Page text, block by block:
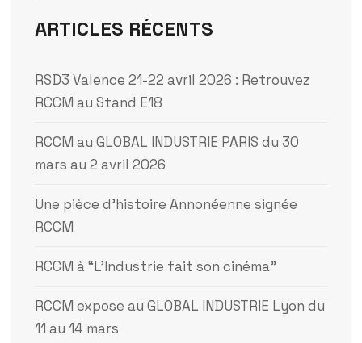
ARTICLES RÉCENTS
RSD3 Valence 21-22 avril 2026 : Retrouvez
RCCM au Stand E18
RCCM au GLOBAL INDUSTRIE PARIS du 30
mars au 2 avril 2026
Une pièce d’histoire Annonéenne signée
RCCM
RCCM à “L’Industrie fait son cinéma”
RCCM expose au GLOBAL INDUSTRIE Lyon du
11 au 14 mars